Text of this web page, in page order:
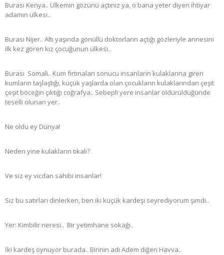
Burası Kenya.. Ülkemin gözünü açtınız ya, o bana yeter diyen ihtiyar
adamın ülkesi..
Burası Nijer.. Altı yaşında gönüllü doktorların açtığı gözleriyle annesini
ilk kez gören kız çocuğunun ülkesi..
Burası Somali.. Kum fırtınaları sonucu insanların kulaklarına giren
kumların taşlaştığı, küçük yaşlarda olan çocukların kulaklarından çeşit
çeşit böceğin çıktığı coğrafya.. Sebepli yere insanlar öldürüldüğünde
teselli olunan yer..
Ne oldu ey Dünya!
Neden yine kulakların tıkalı?
Ve siz ey vicdan sahibi insanlar!
Siz bu satırları dinlerken, ben iki küçük kardeşi seyrediyorum şimdi..
Yer: Kimbilir neresi.. Bir yetimhane sokağı..
İki kardeş oynuyor burada.. Birinin adı Adem diğeri Havva..